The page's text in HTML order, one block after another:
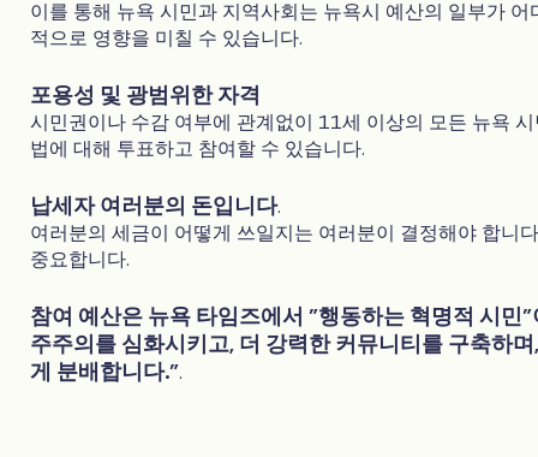
이를 통해 뉴욕 시민과 지역사회는 뉴욕시 예산의 일부가
적으로 영향을 미칠 수 있습니다.
포용성 및 광범위한 자격
시민권이나 수감 여부에 관계없이 11세 이상의 모든 뉴욕
법에 대해 투표하고 참여할 수 있습니다.
납세자 여러분의 돈입니다.
여러분의 세금이 어떻게 쓰일지는 여러분이 결정해야 합니
중요합니다.
참여 예산은 뉴욕 타임즈에서 "행동하는 혁명적 시민
주주의를 심화시키고, 더 강력한 커뮤니티를 구축하
게 분배합니다.".